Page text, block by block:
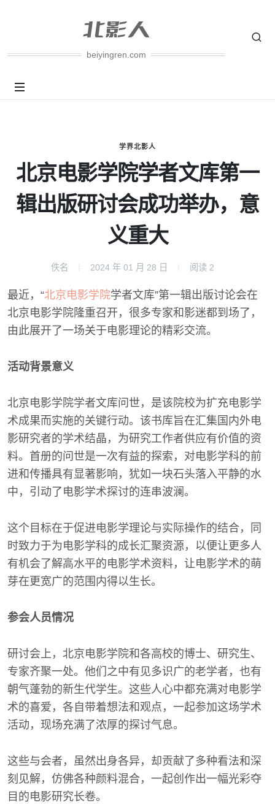
beiyingren.com
学界北影人
北京电影学院学者文库第一
辑出版研讨会成功举办，意
义重大
佚名 2024 年 01 月 28 日 阅读 2
最近，“北京电影学院学者文库”第一辑出版讨论会在
北京电影学院隆重召开，很多专家和影迷都到场了，
由此展开了一场关于电影理论的精彩交流。
活动背景意义
北京电影学院学者文库问世，是该院校为扩充电影学
术成果而实施的关键行动。该书库旨在汇集国内外电
影研究者的学术结晶，为研究工作者供应有价值的资
料。首册的问世是一次有益的探索，对电影学科的前
进和传播具有显著影响，犹如一块石头落入平静的水
中，引动了电影学术探讨的连串波澜。
这个目标在于促进电影学理论与实际操作的结合，同
时致力于为电影学科的成长汇聚资源，以便让更多人
有机会了解高水平的电影学术资料，让电影学术的萌
芽在更宽广的范围内得以生长。
参会人员情况
研讨会上，北京电影学院和各高校的博士、研究生、
专家齐聚一处。他们之中有见多识广的老学者，也有
朝气蓬勃的新生代学生。这些人心中都充满对电影学
术的喜爱，各自带着想法和观点，一起参加这场学术
活动，现场充满了浓厚的探讨气息。
这些与会者，虽然出身各异，却贡献了多种看法和深
刻见解，仿佛各种颜料混合，一起创作出一幅光彩夺
目的电影研究长卷。